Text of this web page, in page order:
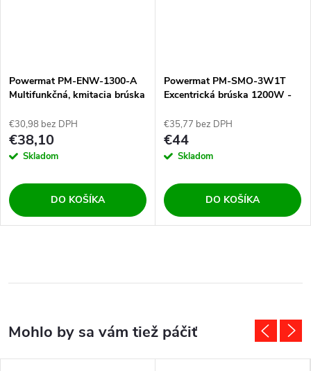
Powermat PM-ENW-1300-A
Multifunkčná, kmitacia brúska
€30,98 bez DPH
€38,10
Skladom
DO KOŠÍKA
Powermat PM-SMO-3W1T
Excentrická brúska 1200W -
€35,77 bez DPH
€44
Skladom
DO KOŠÍKA